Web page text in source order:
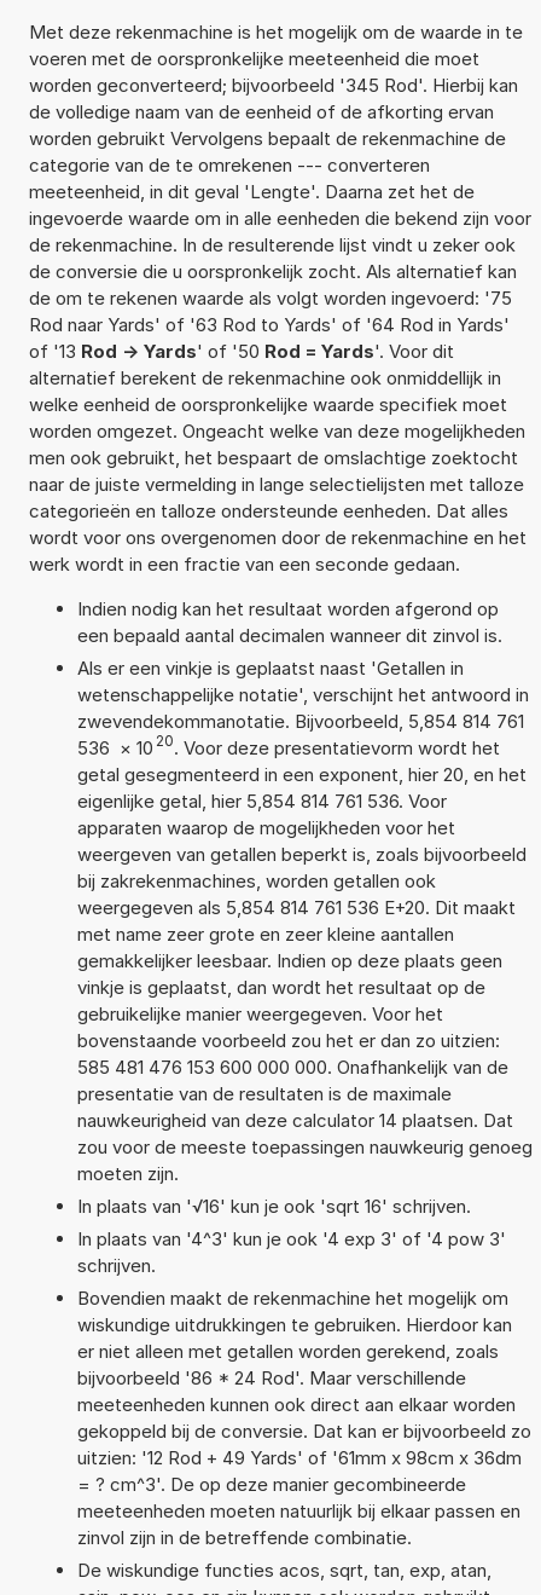
Met deze rekenmachine is het mogelijk om de waarde in te
voeren met de oorspronkelijke meeteenheid die moet
worden geconverteerd; bijvoorbeeld '345 Rod'. Hierbij kan
de volledige naam van de eenheid of de afkorting ervan
worden gebruikt Vervolgens bepaalt de rekenmachine de
categorie van de te omrekenen --- converteren
meeteenheid, in dit geval 'Lengte'. Daarna zet het de
ingevoerde waarde om in alle eenheden die bekend zijn voor
de rekenmachine. In de resulterende lijst vindt u zeker ook
de conversie die u oorspronkelijk zocht. Als alternatief kan
de om te rekenen waarde als volgt worden ingevoerd: '75
Rod naar Yards' of '63 Rod to Yards' of '64 Rod in Yards'
of '13 Rod -> Yards' of '50 Rod = Yards'. Voor dit
alternatief berekent de rekenmachine ook onmiddellijk in
welke eenheid de oorspronkelijke waarde specifiek moet
worden omgezet. Ongeacht welke van deze mogelijkheden
men ook gebruikt, het bespaart de omslachtige zoektocht
naar de juiste vermelding in lange selectielijsten met talloze
categorieën en talloze ondersteunde eenheden. Dat alles
wordt voor ons overgenomen door de rekenmachine en het
werk wordt in een fractie van een seconde gedaan.
Indien nodig kan het resultaat worden afgerond op
een bepaald aantal decimalen wanneer dit zinvol is.
Als er een vinkje is geplaatst naast 'Getallen in
wetenschappelijke notatie', verschijnt het antwoord in
zwevendekommanotatie. Bijvoorbeeld, 5,854 814 761
536 × 10 20. Voor deze presentatievorm wordt het
getal gesegmenteerd in een exponent, hier 20, en het
eigenlijke getal, hier 5,854 814 761 536. Voor
apparaten waarop de mogelijkheden voor het
weergeven van getallen beperkt is, zoals bijvoorbeeld
bij zakrekenmachines, worden getallen ook
weergegeven als 5,854 814 761 536 E+20. Dit maakt
met name zeer grote en zeer kleine aantallen
gemakkelijker leesbaar. Indien op deze plaats geen
vinkje is geplaatst, dan wordt het resultaat op de
gebruikelijke manier weergegeven. Voor het
bovenstaande voorbeeld zou het er dan zo uitzien:
585 481 476 153 600 000 000. Onafhankelijk van de
presentatie van de resultaten is de maximale
nauwkeurigheid van deze calculator 14 plaatsen. Dat
zou voor de meeste toepassingen nauwkeurig genoeg
moeten zijn.
In plaats van '√16' kun je ook 'sqrt 16' schrijven.
In plaats van '4^3' kun je ook '4 exp 3' of '4 pow 3'
schrijven.
Bovendien maakt de rekenmachine het mogelijk om
wiskundige uitdrukkingen te gebruiken. Hierdoor kan
er niet alleen met getallen worden gerekend, zoals
bijvoorbeeld '86 * 24 Rod'. Maar verschillende
meeteenheden kunnen ook direct aan elkaar worden
gekoppeld bij de conversie. Dat kan er bijvoorbeeld zo
uitzien: '12 Rod + 49 Yards' of '61mm x 98cm x 36dm
= ? cm^3'. De op deze manier gecombineerde
meeteenheden moeten natuurlijk bij elkaar passen en
zinvol zijn in de betreffende combinatie.
De wiskundige functies acos, sqrt, tan, exp, atan,